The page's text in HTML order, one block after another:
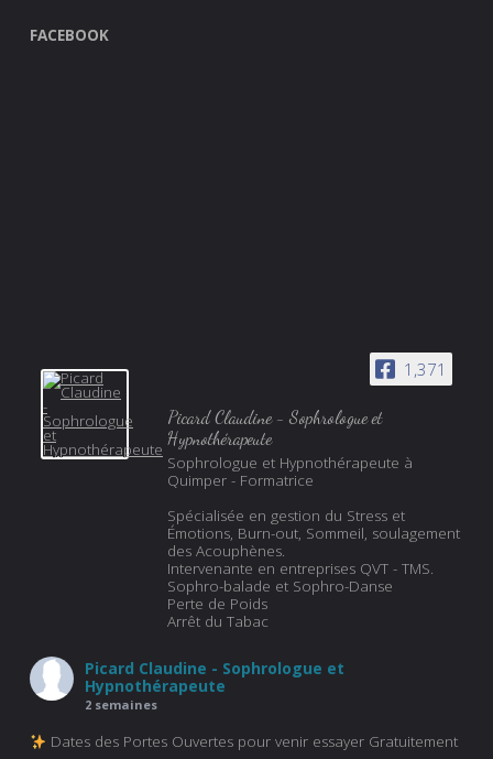
FACEBOOK
1,371
Picard Claudine - Sophrologue et
Hypnothérapeute
Sophrologue et Hypnothérapeute à
Quimper - Formatrice
Spécialisée en gestion du Stress et
Émotions, Burn-out, Sommeil, soulagement
des Acouphènes.
Intervenante en entreprises QVT - TMS.
Sophro-balade et Sophro-Danse
Perte de Poids
Arrêt du Tabac
Picard Claudine - Sophrologue et
Hypnothérapeute
2 semaines
Dates des Portes Ouvertes pour venir essayer Gratuitement